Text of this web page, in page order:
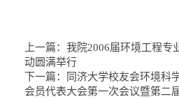
上一篇： 我院2006届环境工程专
动圆满举行
下一篇：
同济大学校友会环境科
会员代表大会第一次会议暨第二